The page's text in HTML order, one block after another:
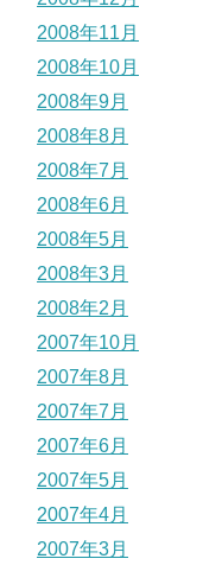
2008年11月
2008年10月
2008年9月
2008年8月
2008年7月
2008年6月
2008年5月
2008年3月
2008年2月
2007年10月
2007年8月
2007年7月
2007年6月
2007年5月
2007年4月
2007年3月